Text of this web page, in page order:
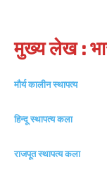
मुख्य लेख :
मौर्य कालीन स्थापत्य
हिन्दू स्थापत्य कला
राजपूत स्थापत्य कला